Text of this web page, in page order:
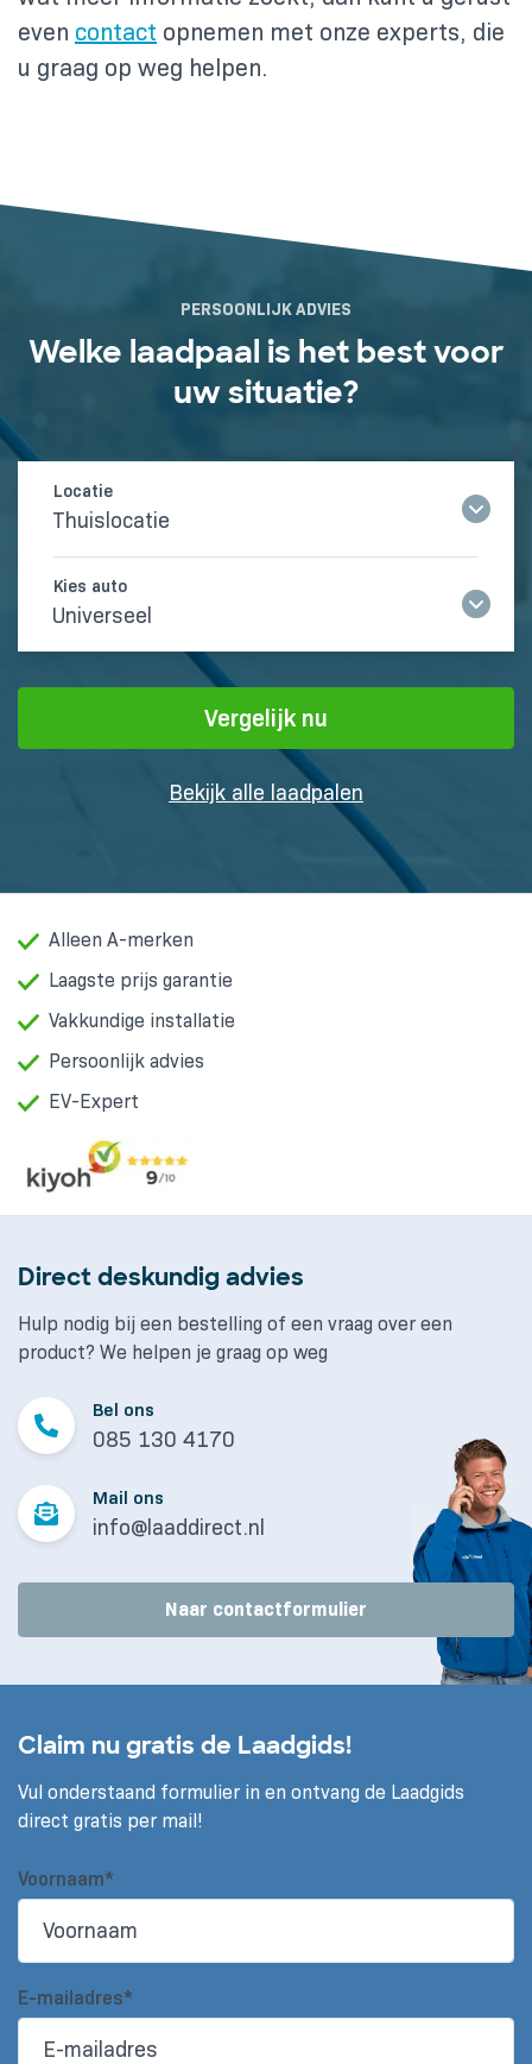
even contact opnemen met onze experts, die
u graag op weg helpen.
PERSOONLIJK ADVIES
Welke laadpaal is het best voor
uw situatie?
Thuislocatie
Universeel
Vergelijk nu
Bekijk alle laadpalen
Alleen A-merken
Laagste prijs garantie
Vakkundige installatie
Persoonlijk advies
EV-Expert
Direct deskundig advies
Hulp nodig bij een bestelling of een vraag over een
product? We helpen je graag op weg
Bel ons
085 130 4170
Mail ons
info@laaddirect.nl
Naar contactformulier
Claim nu gratis de Laadgids!
Vul onderstaand formulier in en ontvang de Laadgids
direct gratis per mail!
Voornaam*
E-mailadres*